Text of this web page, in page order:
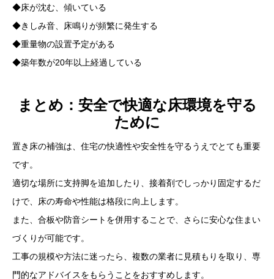
◆床が沈む、傾いている
◆きしみ音、床鳴りが頻繁に発生する
◆重量物の設置予定がある
◆築年数が20年以上経過している
まとめ：安全で快適な床環境を守る
ために
置き床の補強は、住宅の快適性や安全性を守るうえでとても重要
です。
適切な場所に支持脚を追加したり、接着剤でしっかり固定するだ
けで、床の寿命や性能は格段に向上します。
また、合板や防音シートを併用することで、さらに安心な住まい
づくりが可能です。
工事の規模や方法に迷ったら、複数の業者に見積もりを取り、専
門的なアドバイスをもらうことをおすすめします。